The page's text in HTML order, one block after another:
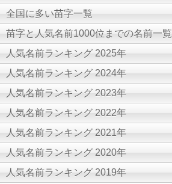
全国に多い苗字一覧
苗字と人気名前1000位までの名前一覧
人気名前ランキング 2025年
人気名前ランキング 2024年
人気名前ランキング 2023年
人気名前ランキング 2022年
人気名前ランキング 2021年
人気名前ランキング 2020年
人気名前ランキング 2019年